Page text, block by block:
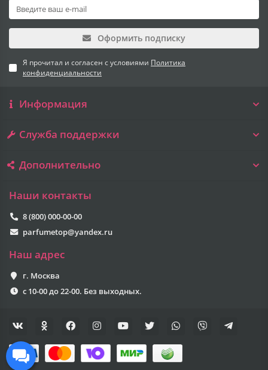
Оформить подписку
Я прочитал и согласен с условиями Политика
конфиденциальности
Информация
Служба поддержки
Дополнительно
Наши контакты
8 (800) 000-00-00
parfumetop@yandex.ru
Наш адрес
г. Москва
с 10-00 до 22-00. Без выходных.